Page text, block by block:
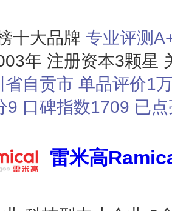
十大品牌 专业评测
年 注册资本3颗星
省自贡市 单品评价1
9 口碑指数1709 已
雷米高